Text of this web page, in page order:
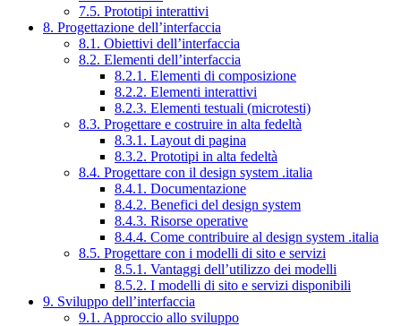
7.5. Prototipi interattivi
8. Progettazione dell’interfaccia
8.1. Obiettivi dell’interfaccia
8.2. Elementi dell’interfaccia
8.2.1. Elementi di composizione
8.2.2. Elementi interattivi
8.2.3. Elementi testuali (microtesti)
8.3. Progettare e costruire in alta fedeltà
8.3.1. Layout di pagina
8.3.2. Prototipi in alta fedeltà
8.4. Progettare con il design system .italia
8.4.1. Documentazione
8.4.2. Benefici del design system
8.4.3. Risorse operative
8.4.4. Come contribuire al design system .italia
8.5. Progettare con i modelli di sito e servizi
8.5.1. Vantaggi dell’utilizzo dei modelli
8.5.2. I modelli di sito e servizi disponibili
9. Sviluppo dell’interfaccia
9.1. Approccio allo sviluppo